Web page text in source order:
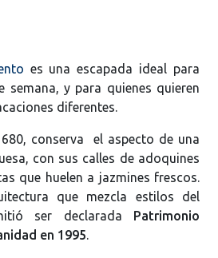
es una escapada ideal para
y para quienes quieren
diferentes.
conserva el aspecto de una
con sus calles de adoquines
que huelen a jazmines frescos.
que mezcla estilos del
ser declarada Patrimonio
en 1995.